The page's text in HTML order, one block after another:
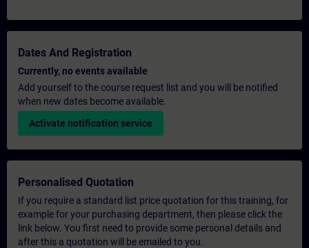
Dates And Registration
Currently, no events available
Add yourself to the course request list and you will be notified
when new dates become available.
Activate notification service
Personalised Quotation
If you require a standard list price quotation for this training, for
example for your purchasing department, then please click the
link below. You first need to provide some personal details and
after this a quotation will be emailed to you.